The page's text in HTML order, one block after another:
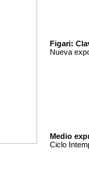
Figari:
Nueva
Medio
Ciclo